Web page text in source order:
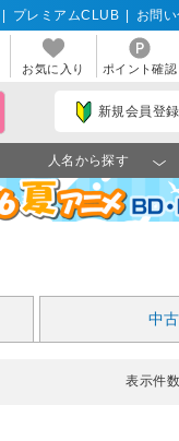
プレミアムCLUB お問
お気に入り ポイント確認
新規会員登録
人名から探す
中
表示件数